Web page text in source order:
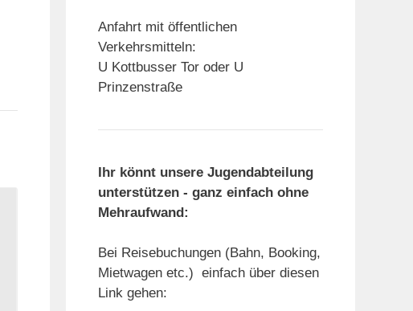
Anfahrt mit öffentlichen
Verkehrsmitteln:
U Kottbusser Tor oder U
Prinzenstraße
Ihr könnt unsere Jugendabteilung
unterstützen - ganz einfach ohne
Mehraufwand:
Bei Reisebuchungen (Bahn, Booking,
Mietwagen etc.) einfach über diesen
Link gehen: